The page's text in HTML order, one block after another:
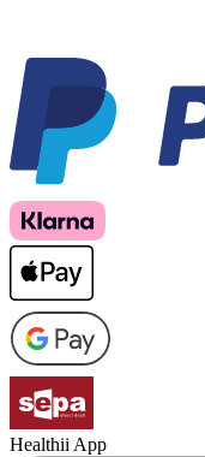
Healthii App